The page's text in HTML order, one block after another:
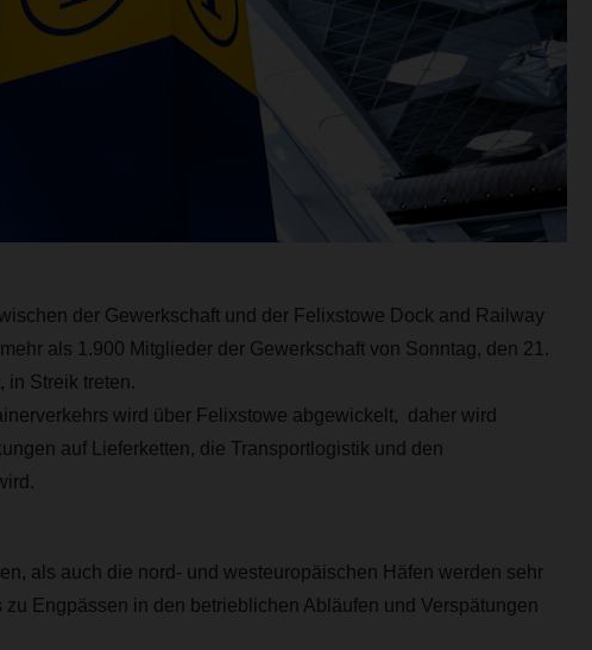
der Gewerkschaft und der Felixstowe Dock and Railway
als 1.900 Mitglieder der Gewerkschaft von Sonntag, den 21.
in Streik treten.
wird über Felixstowe abgewickelt, daher wird
auf Lieferketten, die Transportlogistik und den
als auch die nord- und westeuropäischen Häfen werden sehr
Engpässen in den betrieblichen Abläufen und Verspätungen